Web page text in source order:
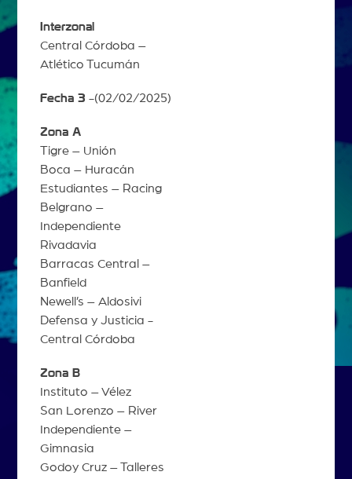
Interzonal
Central Córdoba –
Atlético Tucumán
Fecha 3 -(02/02/2025)
Zona A
Tigre – Unión
Boca – Huracán
Estudiantes – Racing
Belgrano –
Independiente
Rivadavia
Barracas Central –
Banfield
Newell’s – Aldosivi
Defensa y Justicia -
Central Córdoba
Zona B
Instituto – Vélez
San Lorenzo – River
Independiente –
Gimnasia
Godoy Cruz – Talleres